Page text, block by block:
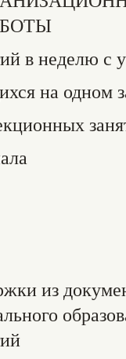
в неделю с
на одном
из